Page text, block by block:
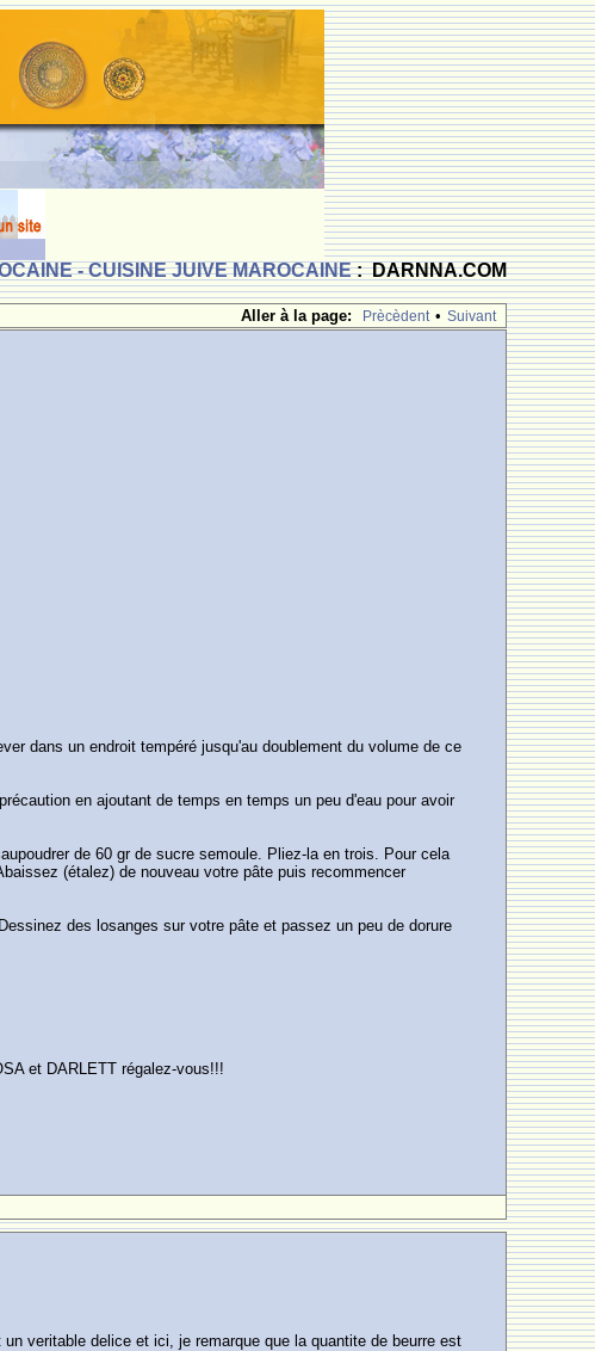
- CUISINE JUIVE MAROCAINE: DARNNA.COM
Aller à la page:
Prècèdent • Suivant
dans un endroit tempéré jusqu'au doublement du volume de ce
en ajoutant de temps en temps un peu d'eau pour avoir
de 60 gr de sucre semoule. Pliez-la en trois. Pour cela
(étalez) de nouveau votre pâte puis recommencer
des losanges sur votre pâte et passez un peu de dorure
et DARLETT régalez-vous!!!
veritable delice et ici, je remarque que la quantite de beurre est